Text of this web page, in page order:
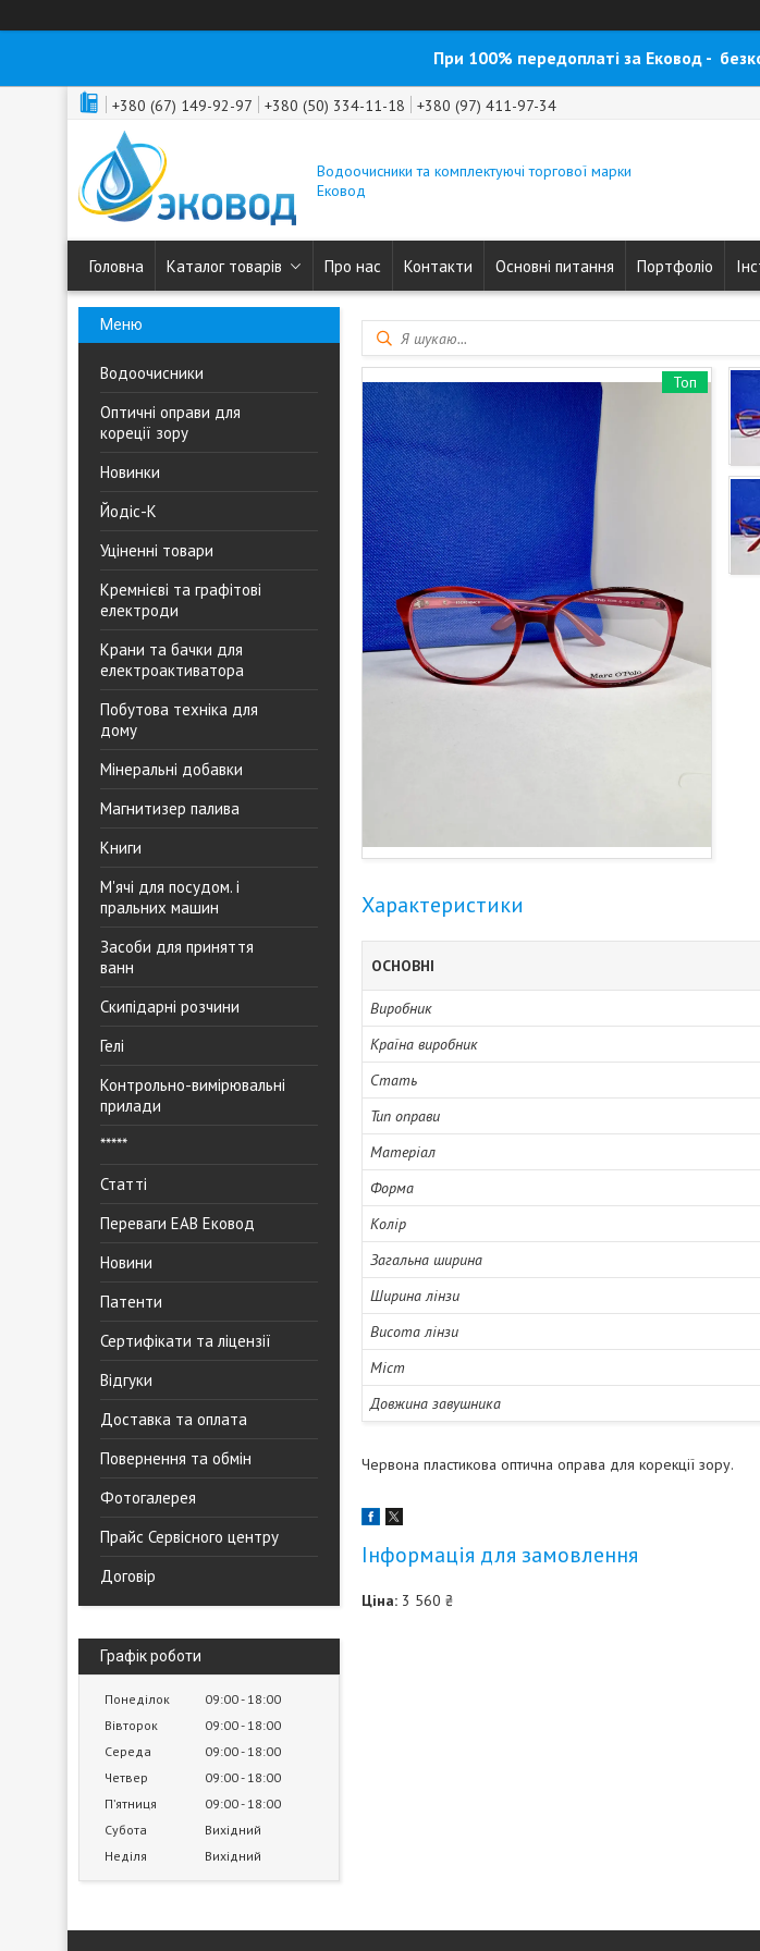
При 100% передоплаті за Ековод -
+380 (67) 149-92-97 +380 (50) 334-11-18 +380 (97) 411-97-34
Водоочисники та комплектуючі торгової марки
Ековод
Головна Каталог товарів Про нас Контакти Основні питання Портфоліо
Водоочисники
Оптичні оправи для
кореції зору
Новинки
Йодіс-К
Уціненні товари
Кремнієві та графітові
електроди
Крани та бачки для
електроактиватора
Побутова техніка для
дому
Мінеральні добавки
Магнитизер палива
Книги
М'ячі для посудом. і
пральних машин
Засоби для приняття
ванн
Скипідарні розчини
Гелі
Контрольно-вимірювальні
прилади
*****
Статті
Переваги ЕАВ Ековод
Новини
Патенти
Сертифікати та ліцензії
Відгуки
Доставка та оплата
Повернення та обмін
Фотогалерея
Прайс Сервісного центру
Договір
Графік роботи
Понеділок 09:00 18:00
Вівторок
09:00 18:00
Середа
09:00 18:00
Четвер
09:00 18:00
Пʼятниця
09:00 18:00
Субота
Вихідний
Неділя
Вихідний
Топ
Характеристики
ОСНОВНІ
Виробник
Країна виробник
Стать
Тип оправи
Матеріал
Форма
Колір
Загальна ширина
Ширина лінзи
Висота лінзи
Міст
Довжина завушника
Червона пластикова оптична оправа для корекції зору.
Інформація для замовлення
Ціна: 3 560 ₴